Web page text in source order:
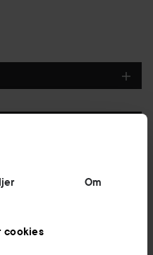
Om
cookies